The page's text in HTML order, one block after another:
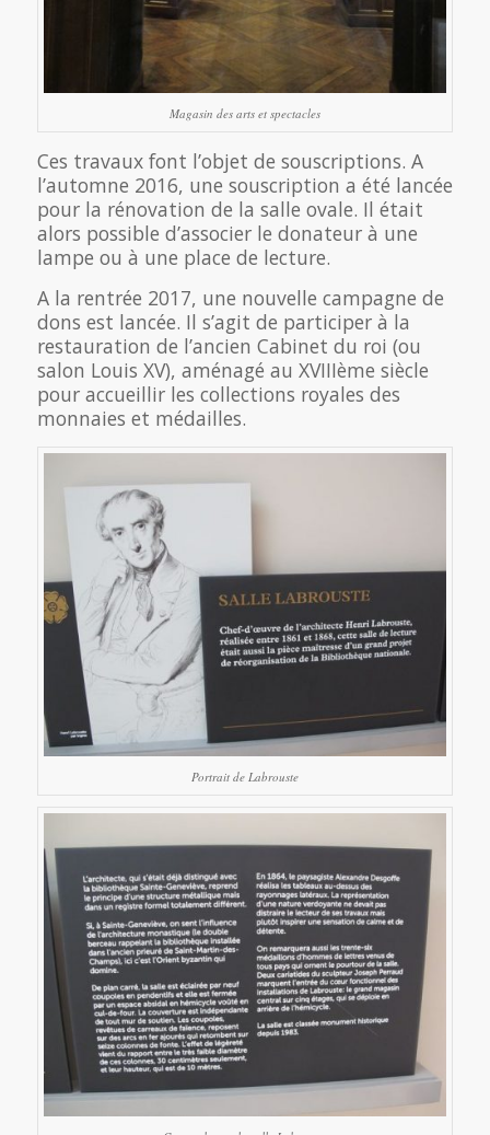
Magasin des arts et spectacles
Ces travaux font l’objet de souscriptions. A
l’automne 2016, une souscription a été lancée
pour la rénovation de la salle ovale. Il était
alors possible d’associer le donateur à une
lampe ou à une place de lecture.
A la rentrée 2017, une nouvelle campagne de
dons est lancée. Il s’agit de participer à la
restauration de l’ancien Cabinet du roi (ou
salon Louis XV), aménagé au XVIIIème siècle
pour accueillir les collections royales des
monnaies et médailles.
Portrait de Labrouste